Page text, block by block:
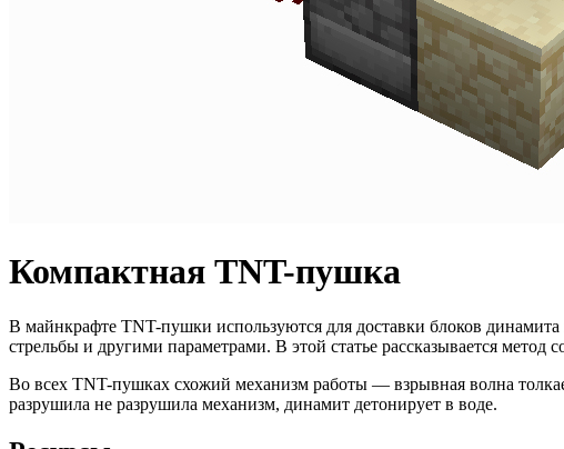
Компактная TNT-пушка
В майнкрафте TNT-пушки используются для доставки блоков
стрельбы и другими параметрами. В этой статье рассказывается
Во всех TNT-пушках схожий механизм работы — взрывная волна
разрушила не разрушила механизм, динамит детонирует в воде.